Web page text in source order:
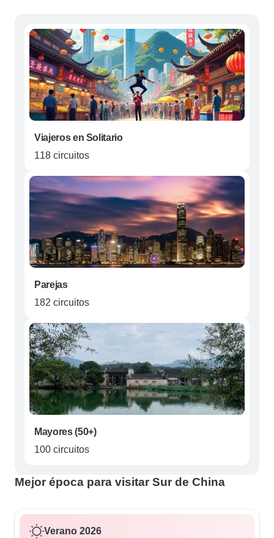
Viajeros en Solitario
118 circuitos
Parejas
182 circuitos
Mayores (50+)
100 circuitos
Mejor época para visitar Sur de China
Verano 2026